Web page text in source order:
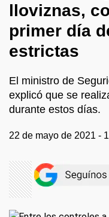
lloviznas,
primer día
estrictas
El ministro de
explicó que se
durante estos días.
22 de mayo de 2021 -